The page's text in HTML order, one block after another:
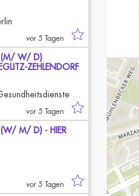
vor 5 Tagen
(M/ W/ D)
ZEHLENDORF
vor 5 Tagen
(W/ M/ D) - HIER
vor 5 Tagen